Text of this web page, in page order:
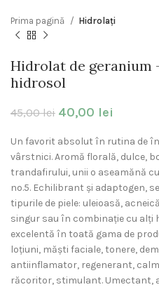
Prima pagină Hidrolați
Hidrolat de geranium
hidrosol
45,00lei 40,00 lei
Un favorit absolut în rutina de
vârstnici. Aromă florală, dulce,
trandafirului, unii o aseamănă
no.5. Echilibrant și adaptogen,
tipurile de piele: uleioasă,
singur sau în combinație cu alți
excelentă în toată gama de
loțiuni, măști faciale, tonere,
antiinflamator, regenerant,
răcoritor, stimulant. Umectant,